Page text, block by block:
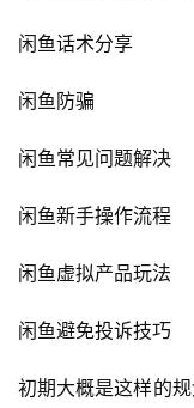
南
运
百
创
资
闲鱼话术分享
闲鱼防骗
闲鱼常见问题解决
闲鱼新手操作流程
闲鱼虚拟产品玩法
闲鱼避免投诉技巧
初期大概是这样的